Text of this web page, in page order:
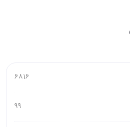
6816
99